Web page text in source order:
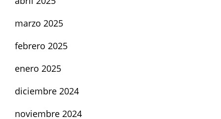
marzo 2025
febrero 2025
enero 2025
diciembre 2024
noviembre 2024